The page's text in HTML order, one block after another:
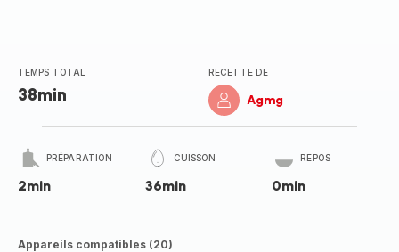
TEMPS TOTAL
38min
RECETTE DE
Agmg
PRÉPARATION
2min
CUISSON
36min
REPOS
0min
Appareils compatibles (20)